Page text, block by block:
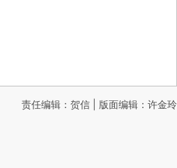
责任编辑：贺信 | 版面编辑：许金玲